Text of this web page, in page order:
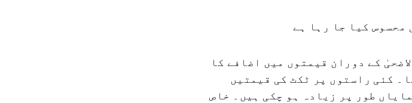
محسوس کیا جا رہا ہے
کے دوران قیمتوں میں اضافے کا
کئی راستوں پر ٹکٹ کی قیمتیں
طور پر زیادہ ہو چکی ہیں۔ خاص